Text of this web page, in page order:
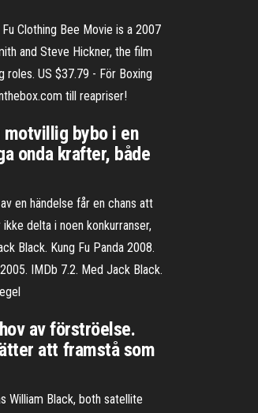
Clothing Bee Movie is a 2007
and Steve Hickner, the film
US $37.79 - För Boxing
till reapriser!
motvillig bybo i en
onda krafter, både
en händelse får en chans att
delta i noen konkurranser,
Black. Kung Fu Panda 2008.
IMDb 7.2. Med Jack Black.
av förströelse.
att framstå som
William Black, both satellite